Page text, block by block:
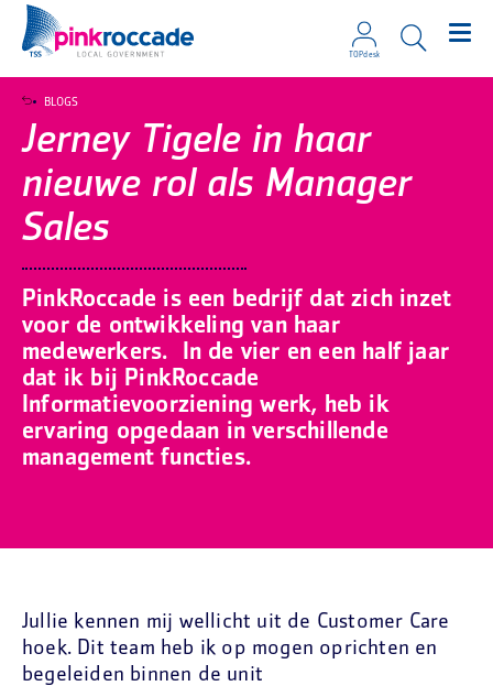
TOPdesk
Jerney Tigele in haar
nieuwe rol als Manager
Sales
PinkRoccade is een bedrijf dat zich inzet
voor de ontwikkeling van haar
medewerkers. In de vier en een half jaar
dat ik bij PinkRoccade
Informatievoorziening werk, heb ik
ervaring opgedaan in verschillende
management functies.
BLOGS
Jullie kennen mij wellicht uit de Customer Care
hoek. Dit team heb ik op mogen oprichten en
begeleiden binnen de unit